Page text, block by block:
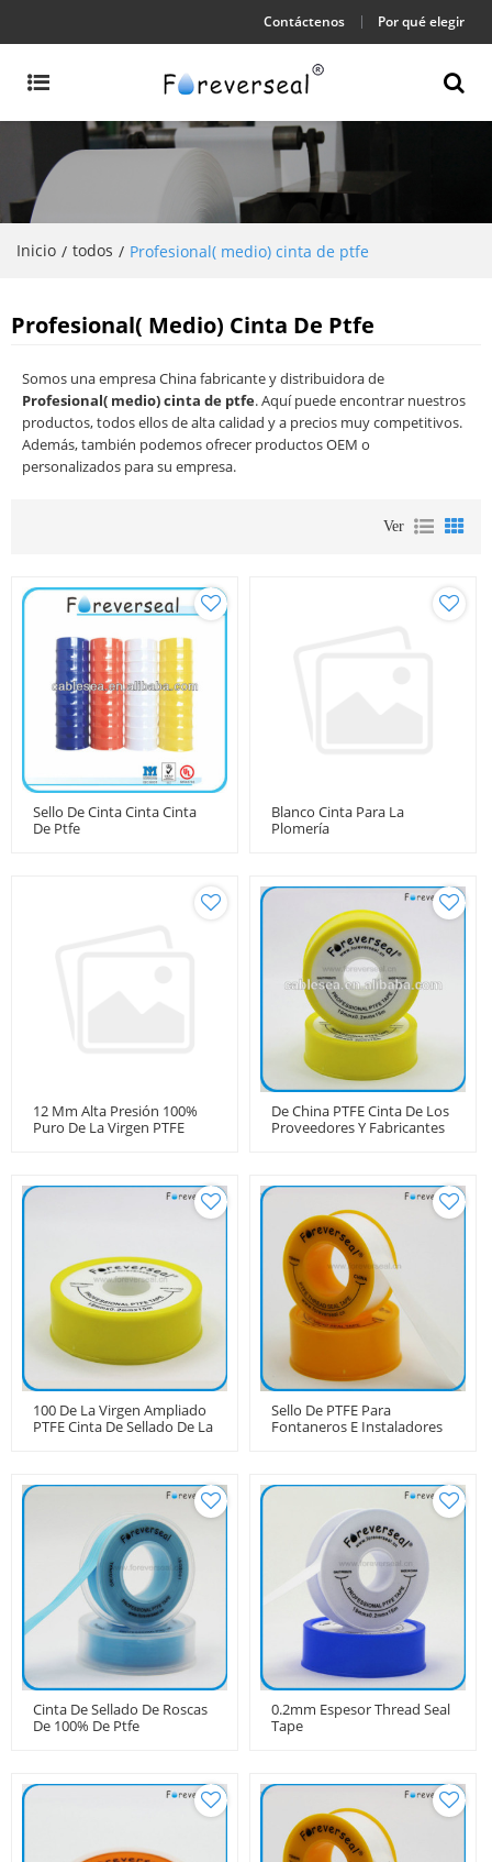
Contáctenos Por qué elegir
Inicio / todos / Profesional( medio) cinta de ptfe
Profesional( Medio) Cinta De Ptfe
Somos una empresa China fabricante y distribuidora de
Profesional( medio) cinta de ptfe. Aquí puede encontrar nuestros
productos, todos ellos de alta calidad y a precios muy competitivos.
Además, también podemos ofrecer productos OEM o
personalizados para su empresa.
Ver
Sello De Cinta Cinta Cinta
De Ptfe
Blanco Cinta Para La
Plomería
12 Mm Alta Presión 100%
Puro De La Virgen PTFE
De China PTFE Cinta De Los
Proveedores Y Fabricantes
100 De La Virgen Ampliado
PTFE Cinta De Sellado De La
Sello De PTFE Para
Fontaneros E Instaladores
Cinta De Sellado De Roscas
De 100% De Ptfe
0.2mm Espesor Thread Seal
Tape